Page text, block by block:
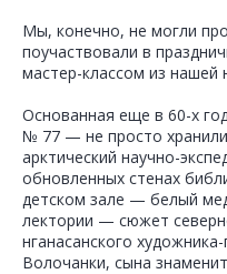
Мы, конечно, не могли
поучаствовали в
мастер-классом из нашей
Основанная еще в 60-х
№ 77 — не просто
арктический научно-
обновленных стенах
детском зале — белый
лектории — сюжет
нганасанского
Волочанки, сына